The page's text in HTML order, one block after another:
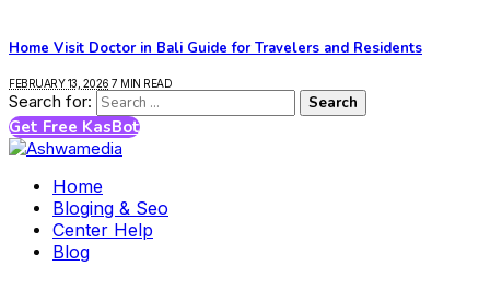
Home Visit Doctor in Bali Guide for Travelers and Residents
FEBRUARY 13, 2026 7 MIN READ
Search for:
Get Free KasBot
Home
Bloging & Seo
Center Help
Blog